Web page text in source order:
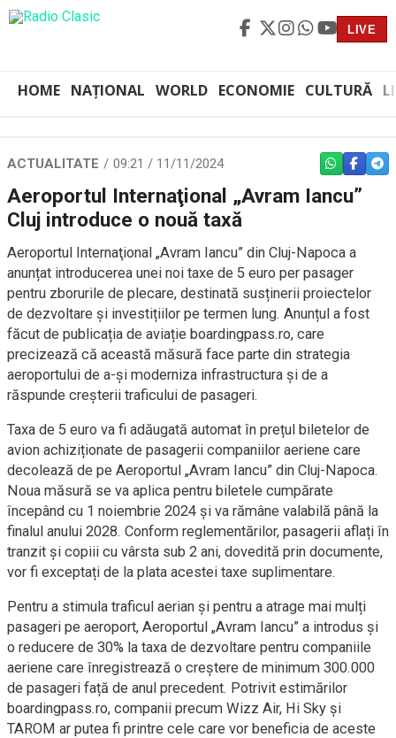
LIVE
HOME NAȚIONAL WORLD ECONOMIE CULTURĂ
ACTUALITATE 09:21 / 11/11/2024 WHATSAPP
Aeroportul Internaţional „Avram Iancu”
Cluj introduce o nouă taxă
Aeroportul Internaţional „Avram Iancu” din Cluj-Napoca a
anunțat introducerea unei noi taxe de 5 euro per pasager
pentru zborurile de plecare, destinată susținerii proiectelor
de dezvoltare și investițiilor pe termen lung. Anunțul a fost
făcut de publicația de aviație boardingpass.ro, care
precizează că această măsură face parte din strategia
aeroportului de a-și moderniza infrastructura și de a
răspunde creșterii traficului de pasageri.
Taxa de 5 euro va fi adăugată automat în prețul biletelor de
avion achiziționate de pasagerii companiilor aeriene care
decolează de pe Aeroportul „Avram Iancu” din Cluj-Napoca.
Noua măsură se va aplica pentru biletele cumpărate
începând cu 1 noiembrie 2024 și va rămâne valabilă până la
finalul anului 2028. Conform reglementărilor, pasagerii aflați în
tranzit și copiii cu vârsta sub 2 ani, dovedită prin documente,
vor fi exceptați de la plata acestei taxe suplimentare.
Pentru a stimula traficul aerian și pentru a atrage mai mulți
pasageri pe aeroport, Aeroportul „Avram Iancu” a introdus și
o reducere de 30% la taxa de dezvoltare pentru companiile
aeriene care înregistrează o creștere de minimum 300.000
de pasageri față de anul precedent. Potrivit estimărilor
boardingpass.ro, companii precum Wizz Air, Hi Sky și
TAROM ar putea fi printre cele care vor beneficia de aceste